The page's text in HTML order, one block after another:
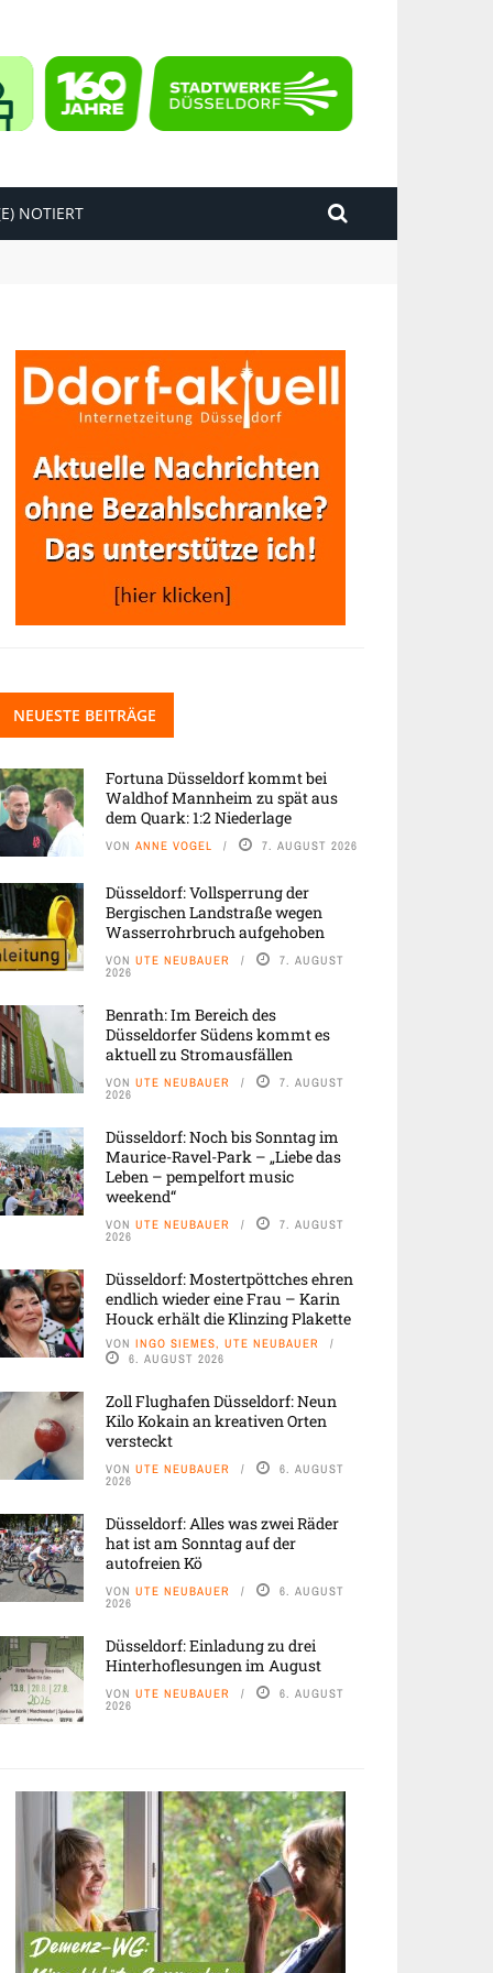
NOTIERT
NEUESTE BEITRÄGE
Fortuna Düsseldorf kommt bei
Waldhof Mannheim zu spät aus
dem Quark: 1:2 Niederlage
VON ANNE VOGEL 7. AUGUST 2026
Düsseldorf: Vollsperrung der
Bergischen Landstraße wegen
Wasserrohrbruch aufgehoben
VON UTE NEUBAUER 7. AUGUST
2026
Benrath: Im Bereich des
Düsseldorfer Südens kommt es
aktuell zu Stromausfällen
VON UTE NEUBAUER 7. AUGUST
2026
Düsseldorf: Noch bis Sonntag im
Maurice-Ravel-Park – „Liebe das
Leben – pempelfort music
weekend“
VON UTE NEUBAUER 7. AUGUST
2026
Düsseldorf: Mostertpöttches ehren
endlich wieder eine Frau – Karin
Houck erhält die Klinzing Plakette
VON INGO SIEMES, UTE NEUBAUER
6. AUGUST 2026
Zoll Flughafen Düsseldorf: Neun
Kilo Kokain an kreativen Orten
versteckt
VON UTE NEUBAUER 6. AUGUST
2026
Düsseldorf: Alles was zwei Räder
hat ist am Sonntag auf der
autofreien Kö
VON UTE NEUBAUER 6. AUGUST
2026
Düsseldorf: Einladung zu drei
Hinterhoflesungen im August
VON UTE NEUBAUER 6. AUGUST
2026